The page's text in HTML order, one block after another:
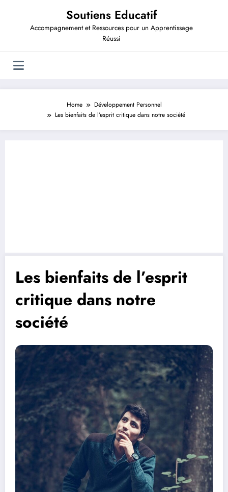
Soutiens Educatif
Accompagnement et Ressources pour un Apprentissage
Réussi
Home
Développement Personnel
Les bienfaits de l’esprit critique dans notre société
Les bienfaits de l’esprit
critique dans notre
société